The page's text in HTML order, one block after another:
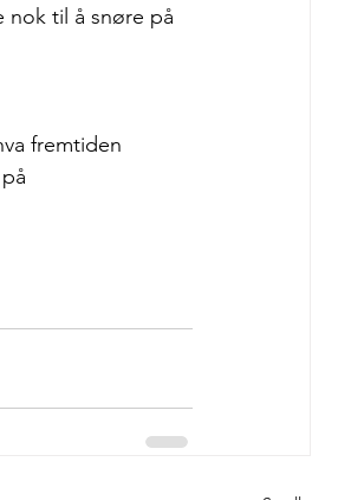
nok til å snøre på
fremtiden